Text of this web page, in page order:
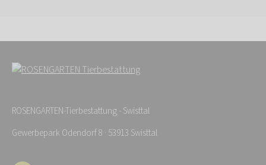
ROSENGARTEN-Tierbestattung - Swisttal
Gewerbepark Odendorf 8 · 53913 Swisttal